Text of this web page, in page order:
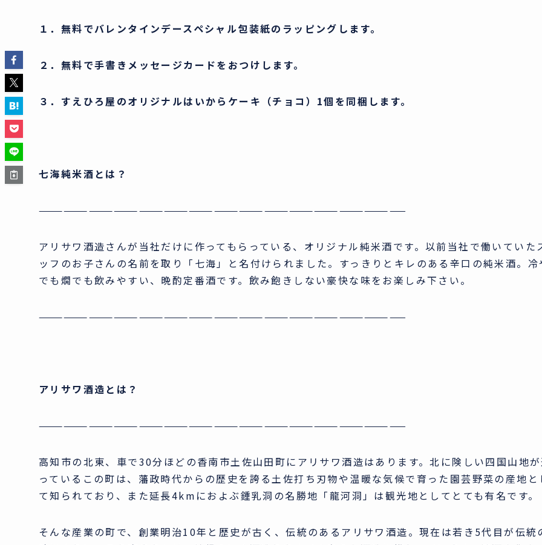
１．無料でバレンタインデースペシャル包装紙のラッピングします。
２．無料で手書きメッセージカードをおつけします。
３．すえひろ屋のオリジナルはいからケーキ（チョコ）1個を同梱します。
七海純米酒とは？
————————————————————————————————————————————
アリサワ酒造さんが当社だけに作ってもらっている、オリジナル純米酒です。以前当社で働いていた
ッフのお子さんの名前を取り「七海」と名付けられました。すっきりとキレのある辛口の純米酒。冷
でも燗でも飲みやすい、晩酌定番酒です。飲み飽きしない豪快な味をお楽しみ下さい。
————————————————————————————————————————————
アリサワ酒造とは？
————————————————————————————————————————————
高知市の北東、車で30分ほどの香南市土佐山田町にアリサワ酒造はあります。北に険しい四国山地
っているこの町は、藩政時代からの歴史を誇る土佐打ち刃物や温暖な気候で育った園芸野菜の産地と
て知られており、また延長4kmにおよぶ鍾乳洞の名勝地「龍河洞」は観光地としてとても有名です。
そんな産業の町で、創業明治10年と歴史が古く、伝統のあるアリサワ酒造。現在は若き5代目が伝統